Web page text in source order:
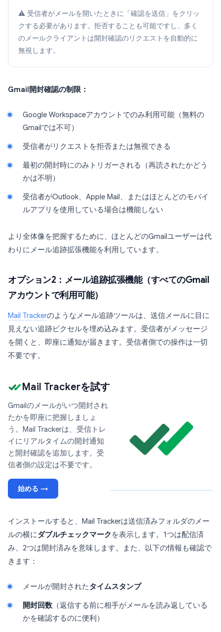
⚠️ 受信者がメールを開いたときに「確認を送信」をクリッ
クする必要があります。拒否することも可能ですし、多く
のメールクライアントは開封確認のリクエストを自動的に
無視します。
Gmail開封確認の制限：
Google Workspaceアカウントでのみ利用可能（無料の
Gmailでは不可）
受信者がリクエストを拒否または無視できる
最初の開封時にのみトリガーされる（再読されたかどう
かは不明）
受信者がOutlook、Apple Mail、またはほとんどのモバイ
ルアプリを使用している場合は機能しない
より全体像を把握するために、ほとんどのGmailユーザーは代
わりにメール追跡拡張機能を利用しています。
オプション2：メール追跡拡張機能（すべてのGmail
アカウントで利用可能）
Mail Trackerのようなメール追跡ツールは、送信メールに目に
見えない追跡ピクセルを埋め込みます。受信者がメッセージ
を開くと、即座に通知が届きます。受信者側での操作は一切
不要です。
Mail Trackerを試す
Gmailのメールがいつ開封され
たかを即座に把握しましょ
う。Mail Trackerは、受信トレ
イにリアルタイムの開封通知
と開封確認を追加します。受
信者側の設定は不要です。
始める →
インストールすると、Mail Trackerは送信済みフォルダのメー
ルの横にダブルチェックマーク を表示します。1つは配信済
み、2つは開封済みを意味します。また、以下の情報も確認で
きます：
メールが開封されたタイムスタンプ
開封回数 （返信する前に相手がメールを読み返している
かを確認するのに便利）